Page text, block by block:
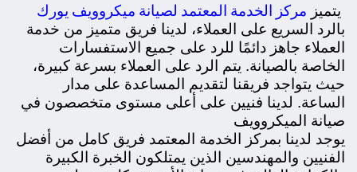
يتميز مركز الخدمة المعتمد لصيانة ميكروويف يورك
بالرد السريع على العملاء، لدينا فريق متميز من خدمة
العملاء جاهز دائمًا للرد على جميع الاستفسارات
الخاصة بالصيانة. يتم الرد على العملاء بسرعة كبيرة،
حيث يتواجد فريقنا لتقديم المساعدة على مدار
الساعة. لدينا فنيين على أعلى مستوى متخصصون في
صيانة الميكروويف
يوجد لدينا بمركز الخدمة المعتمد فريق كامل من أفضل
الفنيين والمهندسين الذين يمتلكون الخبرة الكبيرة